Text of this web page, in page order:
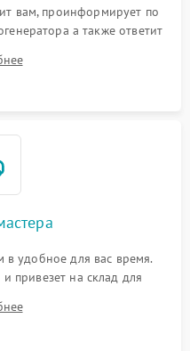
вам, проинформирует по
а также ответит
в удобное для вас время.
привезет на склад для